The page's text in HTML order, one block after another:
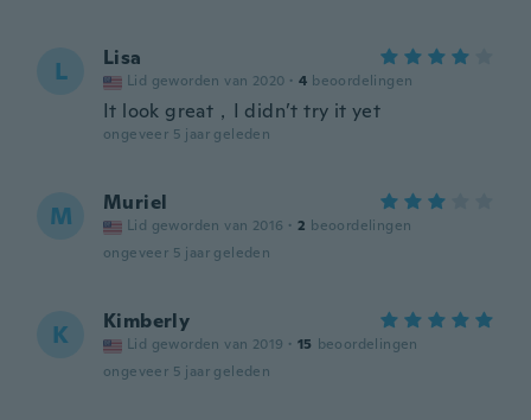
L Lisa
Lid geworden van 2020 · 4 beoordelingen
It look great，I didn’t try it yet
ongeveer 5 jaar geleden
M Muriel
Lid geworden van 2016 · 2 beoordelingen
ongeveer 5 jaar geleden
K Kimberly
Lid geworden van 2019 · 15 beoordelingen
ongeveer 5 jaar geleden